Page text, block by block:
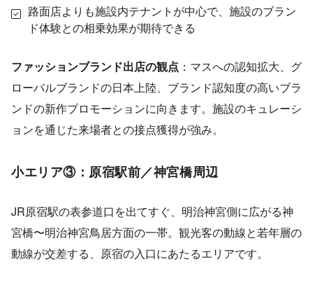
路面店よりも施設内テナントが中心で、施設のブラン
ド体験との相乗効果が期待できる
ファッションブランド出店の観点 ：マスへの認知拡大、グ
ローバルブランドの日本上陸、ブランド認知度の高いブラ
ンドの新作プロモーションに向きます。施設のキュレーシ
ョンを通じた来場者との接点獲得が強み。
小エリア③：原宿駅前／神宮橋周辺
JR原宿駅の表参道口を出てすぐ、明治神宮側に広がる神
宮橋〜明治神宮鳥居方面の一帯。観光客の動線と若年層の
動線が交差する、原宿の入口にあたるエリアです。